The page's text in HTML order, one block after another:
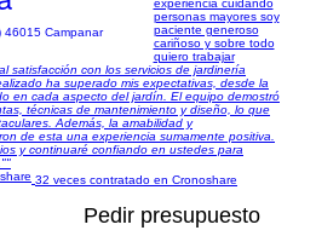
46015 Campanar
experiencia cuidando
personas mayores soy
paciente generoso
cariñoso y sobre todo
quiero trabajar
satisfacción con los servicios de jardinería
ha superado mis expectativas, desde la
en cada aspecto del jardín. El equipo demostró
técnicas de mantenimiento y diseño, lo que
Además, la amabilidad y
de esta una experiencia sumamente positiva.
y continuaré confiando en ustedes para
32 veces contratado en Cronoshare
Pedir presupuesto